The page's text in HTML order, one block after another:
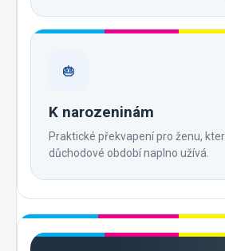
🎂
K narozeninám
Praktické překvapení pro ženu,
důchodové období naplno užívá.